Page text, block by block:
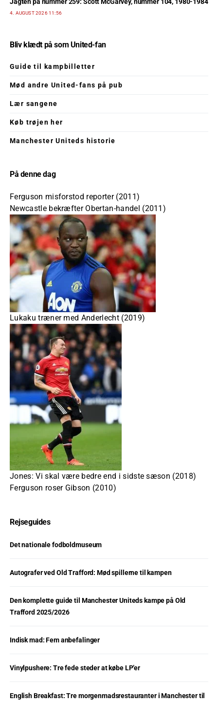
4. AUGUST 2026 11:56
Bliv klædt på som United-fan
Guide til kampbilletter
Mød andre United-fans på pub
Lær sangene
Køb trøjen her
Manchester Uniteds historie
På denne dag
Ferguson misforstod reporter (2011)
Newcastle bekræfter Obertan-handel (2011)
Lukaku træner med Anderlecht (2019)
Jones: Vi skal være bedre end i sidste sæson (2018)
Ferguson roser Gibson (2010)
Rejseguides
Det nationale fodboldmuseum
Autografer ved Old Trafford: Mød spillerne til kampen
Den komplette guide til Manchester Uniteds kampe på Old
Trafford 2025/2026
Indisk mad: Fem anbefalinger
Vinylpushere: Tre fede steder at købe LP’er
English Breakfast: Tre morgenmadsrestauranter i Manchester til